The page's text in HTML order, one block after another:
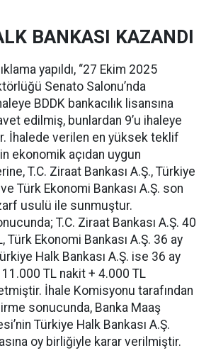
BANKASI KAZANDI
yapıldı, “27 Ekim 2025
Senato Salonu’nda
BDDK bankacılık lisansına
edilmiş, bunlardan 9’u ihaleye
İhalede verilen en yüksek teklif
ekonomik açıdan uygun
T.C. Ziraat Bankası A.Ş., Türkiye
Türk Ekonomi Bankası A.Ş. son
usulü ile sunmuştur.
T.C. Ziraat Bankası A.Ş. 40
Türk Ekonomi Bankası A.Ş. 36 ay
Halk Bankası A.Ş. ise 36 ay
TL nakit + 4.000 TL
İhale Komisyonu tarafından
sonucunda, Banka Maaş
Türkiye Halk Bankası A.Ş.
oy birliğiyle karar verilmiştir.